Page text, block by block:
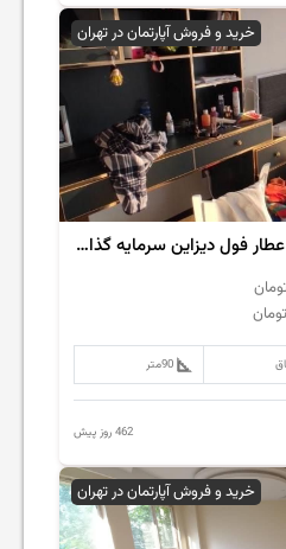
خرید و فروش آپارتمان در تهران
فروش آپارتمان 90 متری عطار فول دیزاین سرمایه گذاری
تومان
90متر
462 روز پیش
خرید و فروش آپارتمان در تهران